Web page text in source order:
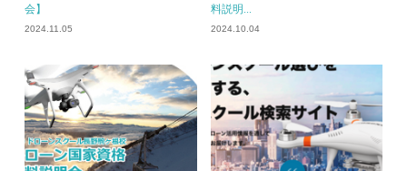
会】
2024.11.05
料説明...
2024.10.04